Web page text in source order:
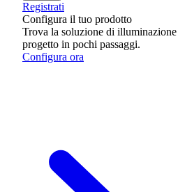
Registrati
Configura il tuo prodotto
Trova la soluzione di
progetto in pochi passaggi.
Configura ora